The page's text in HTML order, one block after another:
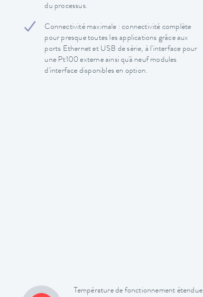
du processus.
Connectivité maximale : connectivité complète
pour presque toutes les applications grâce aux
ports Ethernet et USB de série, à l'interface pour
une Pt100 externe ainsi qu'à neuf modules
d'interface disponibles en option.
Température de fonctionnement étendue